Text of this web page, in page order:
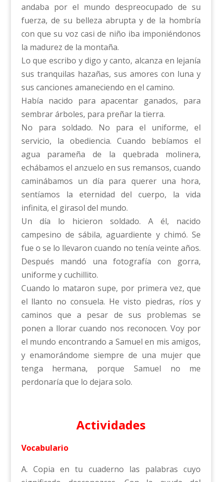
andaba por el mundo despreocupado de su
fuerza, de su belleza abrupta y de la hombría
con que su voz casi de niño iba imponiéndonos
la madurez de la montaña.
Lo que escribo y digo y canto, alcanza en lejanía
sus tranquilas hazañas, sus amores con luna y
sus canciones amaneciendo en el camino.
Había nacido para apacentar ganados, para
sembrar árboles, para preñar la tierra.
No para soldado. No para el uniforme, el
servicio, la obediencia. Cuando bebíamos el
agua parameña de la quebrada molinera,
echábamos el anzuelo en sus remansos, cuando
caminábamos un día para querer una hora,
sentíamos la eternidad del cuerpo, la vida
infinita, el girasol del mundo.
Un día lo hicieron soldado. A él, nacido
campesino de sábila, aguardiente y chimó. Se
fue o se lo llevaron cuando no tenía veinte años.
Después mandó una fotografía con gorra,
uniforme y cuchillito.
Cuando lo mataron supe, por primera vez, que
el llanto no consuela. He visto piedras, ríos y
caminos que a pesar de sus problemas se
ponen a llorar cuando nos reconocen. Voy por
el mundo encontrando a Samuel en mis amigos,
y enamorándome siempre de una mujer que
tenga hermana, porque Samuel no me
perdonaría que lo dejara solo.
Actividades
Vocabulario
A. Copia en tu cuaderno las palabras cuyo